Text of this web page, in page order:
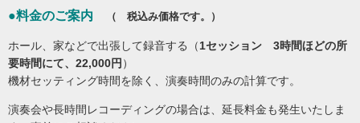
●料金のご案内 （ 税込み価格です。）
ホール、家などで出張して録音する（1セッション 3時間ほどの所
要時間にて、22,000円 ）
機材セッティング時間を除く、演奏時間のみの計算です。
演奏会や長時間レコーディングの場合は、延長料金も発生いたしま